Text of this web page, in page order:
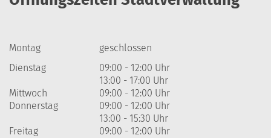
Montag
geschlossen
Dienstag
09:00 - 12:00 Uhr
13:00 - 17:00 Uhr
Mittwoch
09:00 - 12:00 Uhr
Donnerstag
09:00 - 12:00 Uhr
13:00 - 15:30 Uhr
Freitag
09:00 - 12:00 Uhr